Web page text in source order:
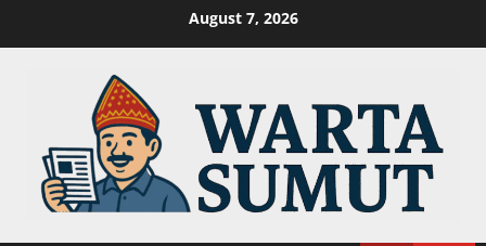
August 7, 2026